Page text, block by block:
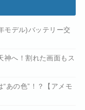
モデル)バッテリー交
神へ！割れた画面もス
あの色”！？【アメモ